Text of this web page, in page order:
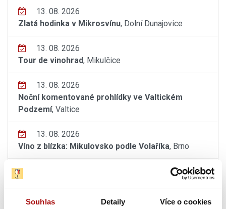
Souhlas Detaily Více o cookies
13. 08. 2026
Zlatá hodinka v Mikrosvínu, Dolní Dunajovice
13. 08. 2026
Tour de vinohrad, Mikulčice
13. 08. 2026
Noční komentované prohlídky ve Valtickém
Podzemí, Valtice
13. 08. 2026
Víno z blízka: Mikulovsko podle Volaříka, Brno
, Hustopeče